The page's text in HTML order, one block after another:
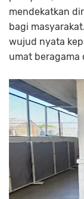
mendekatkan
bagi
wujud nyata
umat beragama